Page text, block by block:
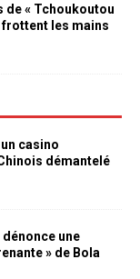
de « Tchoukoutou
frottent les mains
casino
démantelé
dénonce une
» de Bola